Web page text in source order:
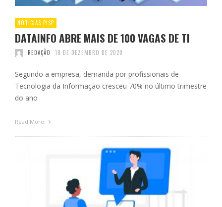
NOTÍCIAS PISP
DATAINFO ABRE MAIS DE 100 VAGAS DE TI
REDAÇÃO 18 DE DEZEMBRO DE 2020
Segundo a empresa, demanda por profissionais de
Tecnologia da Informação cresceu 70% no último trimestre
do ano
Read More